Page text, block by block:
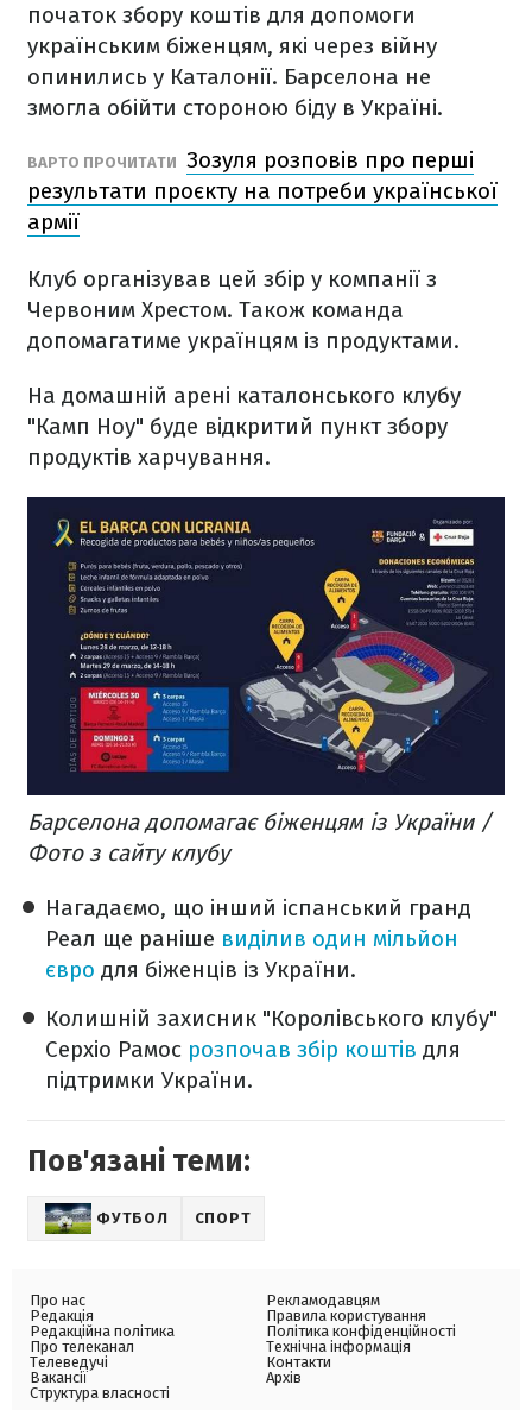
початок збору коштів для допомоги
українським біженцям, які через війну
опинились у Каталонії. Барселона не
змогла обійти стороною біду в Україні.
ВАРТО ПРОЧИТАТИ Зозуля розповів про перші
результати проєкту на потреби української
армії
Клуб організував цей збір у компанії з
Червоним Хрестом. Також команда
допомагатиме українцям із продуктами.
На домашній арені каталонського клубу
"Камп Ноу" буде відкритий пункт збору
продуктів харчування.
Барселона допомагає біженцям із України /
Фото з сайту клубу
Нагадаємо, що інший іспанський гранд
Реал ще раніше виділив один мільйон
євро для біженців із України.
Колишній захисник "Королівського клубу"
Серхіо Рамос розпочав збір коштів для
підтримки України.
Пов'язані теми:
ФУТБОЛ СПОРТ
Про нас
Редакція
Редакційна політика
Про телеканал
Телеведучі
Вакансії
Структура власності
Рекламодавцям
Правила користування
Політика конфіденційності
Технічна інформація
Контакти
Архів